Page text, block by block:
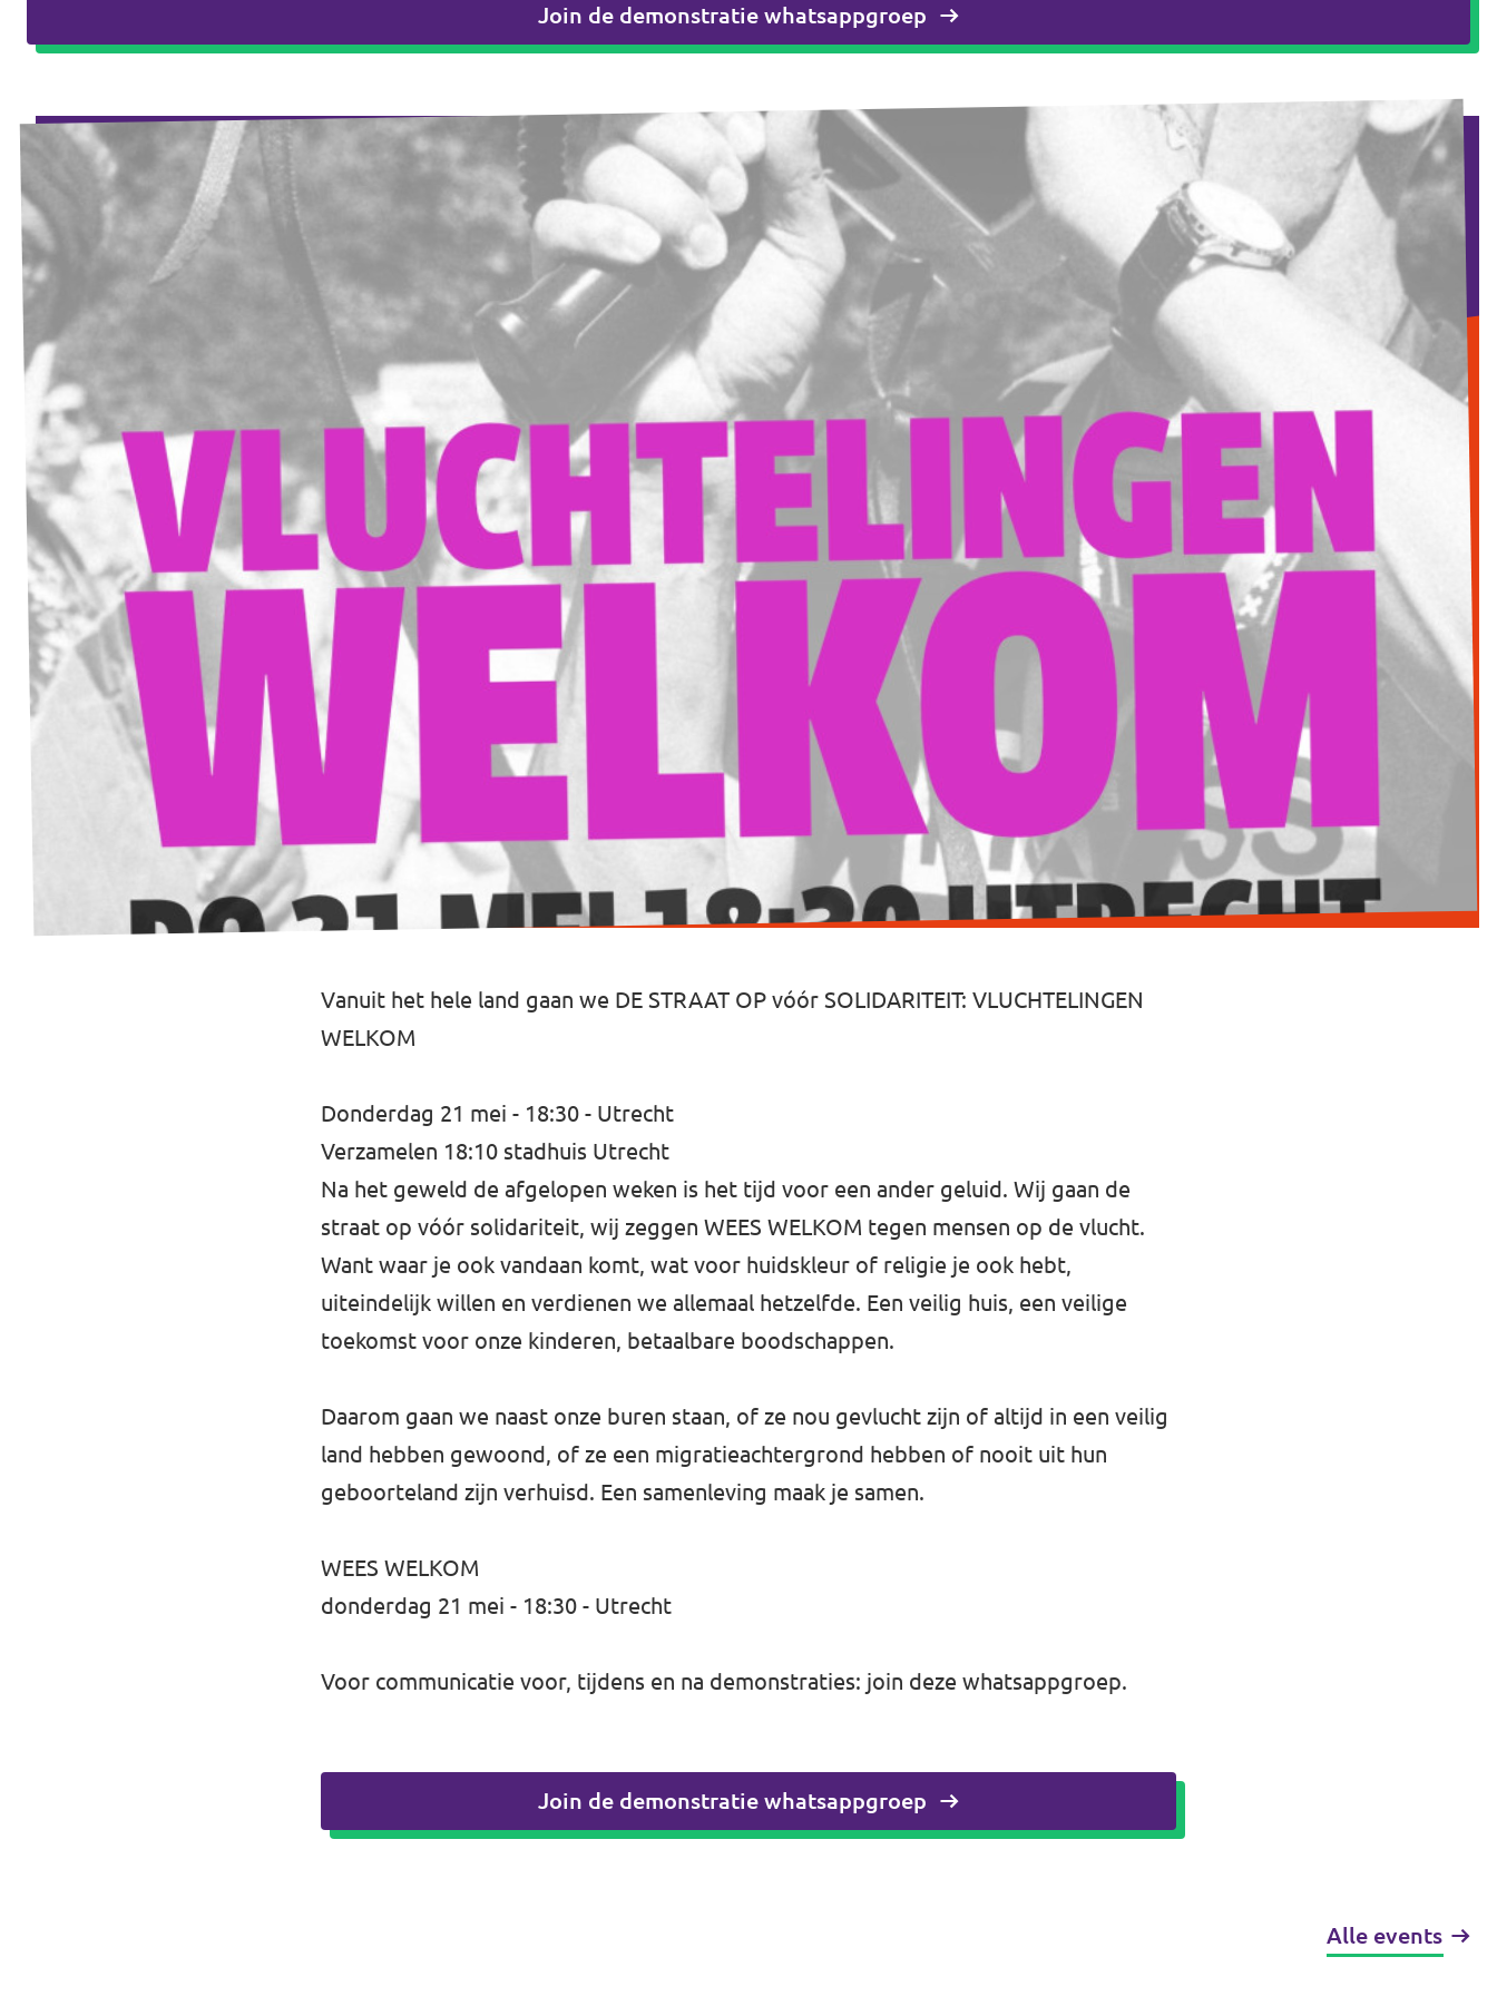
Agenda
Gemeenteraadsverkiezingen 2026
Doneer
Voor leden
Vacatures
Almelo
Deventer
Enschede
Hengelo
Zwolle
Join de demonstratie whatsappgroep
Vanuit het hele land gaan we DE STRAAT OP vóór SOLIDARITEIT: VLUCHTELINGEN
WELKOM
Donderdag 21 mei - 18:30 - Utrecht
Verzamelen 18:10 stadhuis Utrecht
Na het geweld de afgelopen weken is het tijd voor een ander geluid. Wij gaan de
straat op vóór solidariteit, wij zeggen WEES WELKOM tegen mensen op de vlucht.
Want waar je ook vandaan komt, wat voor huidskleur of religie je ook hebt,
uiteindelijk willen en verdienen we allemaal hetzelfde. Een veilig huis, een veilige
toekomst voor onze kinderen, betaalbare boodschappen.
Daarom gaan we naast onze buren staan, of ze nou gevlucht zijn of altijd in een veilig
land hebben gewoond, of ze een migratieachtergrond hebben of nooit uit hun
geboorteland zijn verhuisd. Een samenleving maak je samen.
WEES WELKOM
donderdag 21 mei - 18:30 - Utrecht
Voor communicatie voor, tijdens en na demonstraties: join deze whatsappgroep.
Join de demonstratie whatsappgroep
Alle events